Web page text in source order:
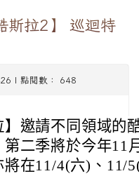
斯拉2】 巡迴特
| 點閱數： 648
】邀請不同領域的
二季將於今年11
將在11/4(六)、11/